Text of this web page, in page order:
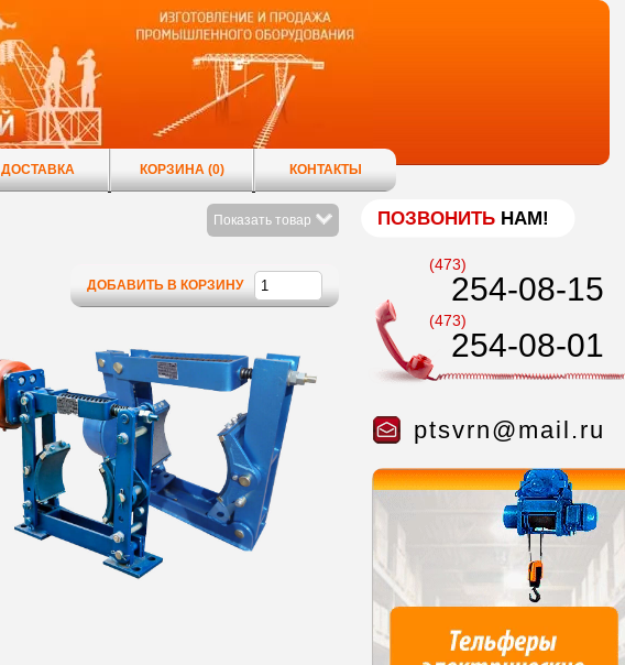
ДОСТАВКА КОРЗИНА (0) КОНТАКТЫ
Показать товар
ДОБАВИТЬ В КОРЗИНУ
ПОЗВОНИТЬ НАМ!
(473)
254-08-15
(473)
254-08-01
ptsvrn@mail.ru